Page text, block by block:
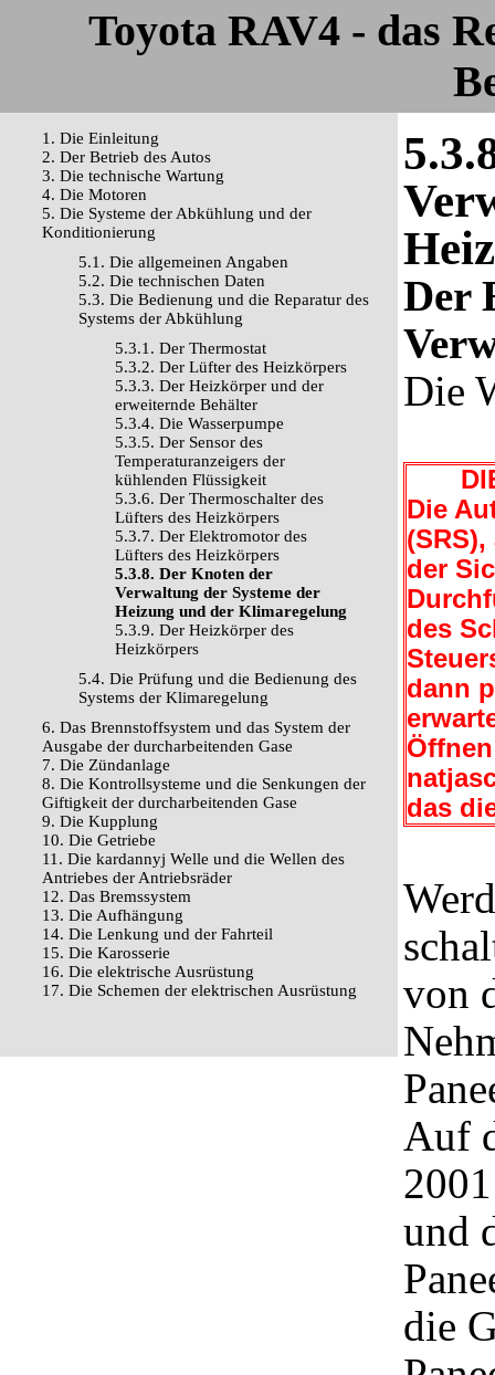
Toyota RAV4 - das
1. Die Einleitung
2. Der Betrieb des Autos
3. Die technische Wartung
4. Die Motoren
5. Die Systeme der Abkühlung und der
Konditionierung
5.1. Die allgemeinen Angaben
5.2. Die technischen Daten
5.3. Die Bedienung und die Reparatur des
Systems der Abkühlung
5.3.1. Der Thermostat
5.3.2. Der Lüfter des Heizkörpers
5.3.3. Der Heizkörper und der
erweiternde Behälter
5.3.4. Die Wasserpumpe
5.3.5. Der Sensor des
Temperaturanzeigers der
kühlenden Flüssigkeit
5.3.6. Der Thermoschalter des
Lüfters des Heizkörpers
5.3.7. Der Elektromotor des
Lüfters des Heizkörpers
5.3.8. Der Knoten der
Verwaltung der Systeme der
Heizung und der Klimaregelung
5.3.9. Der Heizkörper des
Heizkörpers
5.4. Die Prüfung und die Bedienung des
Systems der Klimaregelung
6. Das Brennstoffsystem und das System der
Ausgabe der durcharbeitenden Gase
7. Die Zündanlage
8. Die Kontrollsysteme und die Senkungen der
Giftigkeit der durcharbeitenden Gase
9. Die Kupplung
10. Die Getriebe
11. Die kardannyj Welle und die Wellen des
Antriebes der Antriebsräder
12. Das Bremssystem
13. Die Aufhängung
14. Die Lenkung und der Fahrteil
15. Die Karosserie
16. Die elektrische Ausrüstung
17. Die Schemen der elektrischen Ausrüstung
Der
Die
DIE
Die
der
des
dann
das
von
Auf
und
die